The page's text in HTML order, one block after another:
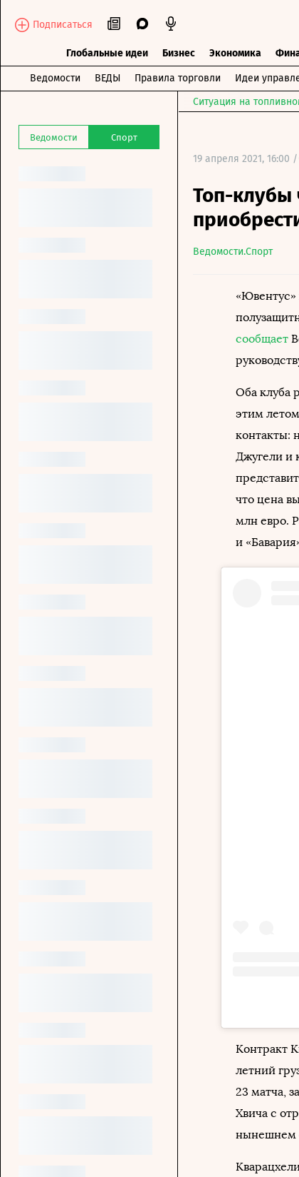
Подписаться
Глобальные идеи Бизнес Экономика
Ведомости ВЕДЫ Правила торговли Идеи
Ведомости Спорт
Ситуация на
19 апреля 2021, 16:00 /
Топ-клубы
Ведомости.Спорт
сообщает
Оба клуба
этим
контакты:
Джугели и
что цена
млн евро.
и
Контракт
летний
23 матча,
Хвича с
нынешнем